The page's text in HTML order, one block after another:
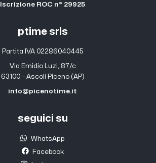
Iscrizione ROC n° 29925
ptime srls
Partita IVA 02286040445
Via Emidio Luzi, 87/c
63100 – Ascoli Piceno (AP)
info@picenotime.it
seguici su
WhatsApp
Facebook